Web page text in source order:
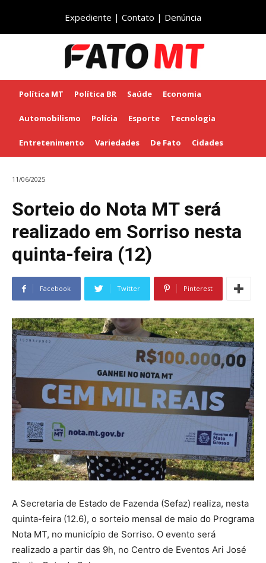
Expediente | Contato | Denúncia
Política MT Política BR Saúde Economia
Automobilismo Polícia Esporte Tecnologia
Entretenimento Variedades De Fato Cidades
11/06/2025
Sorteio do Nota MT será
realizado em Sorriso nesta
quinta-feira (12)
Facebook Twitter Pinterest
A Secretaria de Estado de Fazenda (Sefaz) realiza, nesta
quinta-feira (12.6), o sorteio mensal de maio do Programa
Nota MT, no município de Sorriso. O evento será
realizado a partir das 9h, no Centro de Eventos Ari José